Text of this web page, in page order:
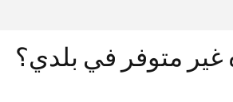
غير متوفر في بلدي؟